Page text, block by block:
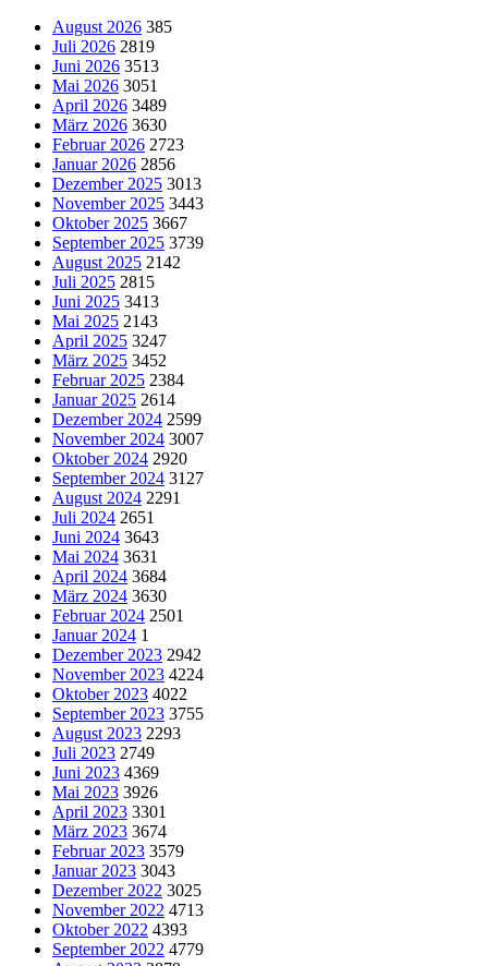
August 2026 385
Juli 2026 2819
Juni 2026 3513
Mai 2026 3051
April 2026 3489
März 2026 3630
Februar 2026 2723
Januar 2026 2856
Dezember 2025 3013
November 2025 3443
Oktober 2025 3667
September 2025 3739
August 2025 2142
Juli 2025 2815
Juni 2025 3413
Mai 2025 2143
April 2025 3247
März 2025 3452
Februar 2025 2384
Januar 2025 2614
Dezember 2024 2599
November 2024 3007
Oktober 2024 2920
September 2024 3127
August 2024 2291
Juli 2024 2651
Juni 2024 3643
Mai 2024 3631
April 2024 3684
März 2024 3630
Februar 2024 2501
Januar 2024 1
Dezember 2023 2942
November 2023 4224
Oktober 2023 4022
September 2023 3755
August 2023 2293
Juli 2023 2749
Juni 2023 4369
Mai 2023 3926
April 2023 3301
März 2023 3674
Februar 2023 3579
Januar 2023 3043
Dezember 2022 3025
November 2022 4713
Oktober 2022 4393
September 2022 4779